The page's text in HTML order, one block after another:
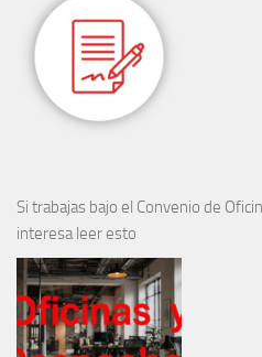
Si trabajas bajo el Convenio de
interesa leer esto